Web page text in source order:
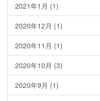
2021年1月 (1)
2020年12月 (1)
2020年11月 (1)
2020年10月 (3)
2020年9月 (1)